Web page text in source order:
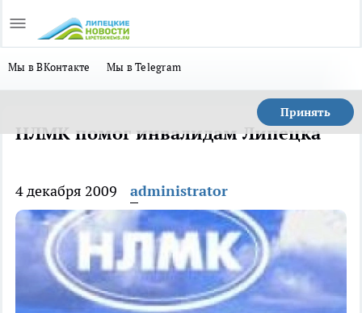
Мы в ВКонтакте Мы в Telegram
Принять
НЛМК помог инвалидам Липецка
4 декабря 2009 administrator